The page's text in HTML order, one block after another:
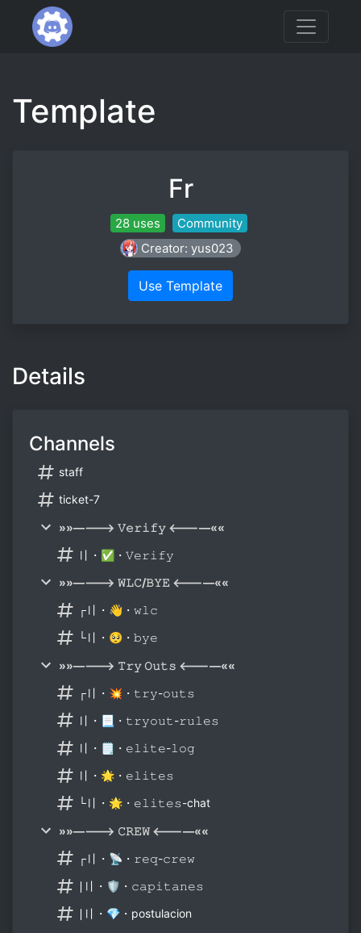
Template
Fr
28 uses
Community
Creator: yus023
Use Template
Details
Channels
staff
ticket-7
»»————> 𝚅𝚎𝚛𝚒𝚏𝚢 <————««
〢・✅・𝚅𝚎𝚛𝚒𝚏𝚢
»»————> 𝚆𝙻𝙲/𝙱𝚈𝙴 <————««
┌〢・👋・𝚠𝚕𝚌
└〢・🥺・𝚋𝚢𝚎
»»————> 𝚃𝚛𝚢 𝙾𝚞𝚝𝚜 <————««
┌〢・💥・𝚝𝚛𝚢-𝚘𝚞𝚝𝚜
〢・📃・𝚝𝚛𝚢𝚘𝚞𝚝-𝚛𝚞𝚕𝚎𝚜
〢・🗒・𝚎𝚕𝚒𝚝𝚎-𝚕𝚘𝚐
〢・🌟・𝚎𝚕𝚒𝚝𝚎𝚜
└〢・🌟・𝚎𝚕𝚒𝚝𝚎𝚜-chat
»»————> 𝙲𝚁𝙴𝚆 <————««
┌〢・📡・𝚛𝚎𝚚-𝚌𝚛𝚎𝚠
∣〢・🛡・𝚌𝚊𝚙𝚒𝚝𝚊𝚗𝚎𝚜
∣〢・💎・postulacion